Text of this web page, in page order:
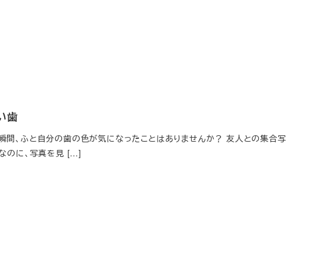
歯
、ふと自分の歯の色が気になったことはありませんか？ 友人との集合写
のに、写真を見 […]